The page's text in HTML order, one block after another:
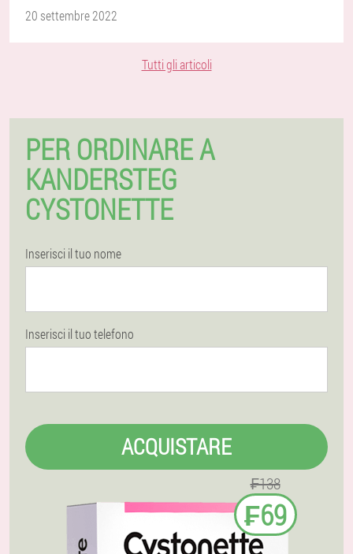
20 settembre 2022
Tutti gli articoli
PER ORDINARE A
KANDERSTEG
CYSTONETTE
Inserisci il tuo nome
Inserisci il tuo telefono
ACQUISTARE
₣138
₣69